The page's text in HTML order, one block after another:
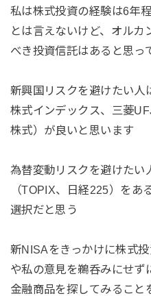
私は株式投資の経験は6年
とは言えないけど、オル
べき投資信託はあると思っ
新興国リスクを避けたい人
株式インデックス、三菱
株式）が良いと思います
為替変動リスクを避けたい
（TOPIX、日経225）をあ
選択だと思う
新NISAをきっかけに株式
や私の意見を鵜呑みにせず
金融商品を探してみること